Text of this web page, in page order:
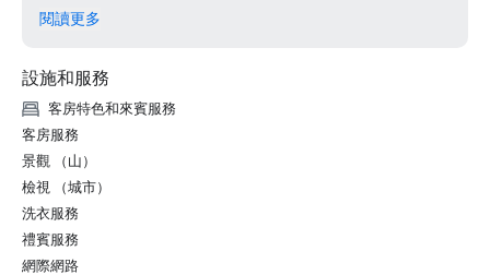
2015 “Top Companies to Work for in Arizona”,
閱讀更多
設施和服務
客房特色和來賓服務
客房服務
景觀 （山）
檢視 （城市）
洗衣服務
禮賓服務
網際網路